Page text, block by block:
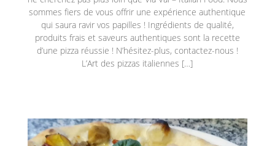
sommes fiers de vous offrir une expérience authentique
qui saura ravir vos papilles ! Ingrédients de qualité,
produits frais et saveurs authentiques sont la recette
d’une pizza réussie ! N’hésitez-plus, contactez-nous !
L’Art des pizzas italiennes […]